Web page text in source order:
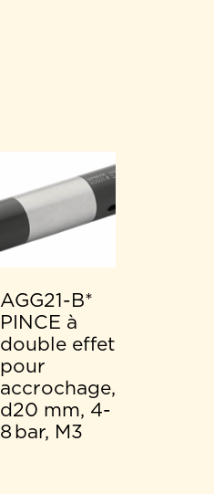
AGG21-B*
PINCE à
double effet
pour
accrochage,
d20 mm, 4-
8 bar, M3